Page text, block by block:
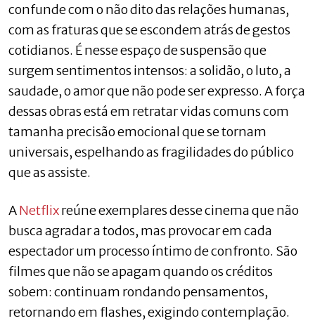
confunde com o não dito das relações humanas,
com as fraturas que se escondem atrás de gestos
cotidianos. É nesse espaço de suspensão que
surgem sentimentos intensos: a solidão, o luto, a
saudade, o amor que não pode ser expresso. A força
dessas obras está em retratar vidas comuns com
tamanha precisão emocional que se tornam
universais, espelhando as fragilidades do público
que as assiste.
ANetflixreúne exemplares desse cinema que não
busca agradar a todos, mas provocar em cada
espectador um processo íntimo de confronto. São
filmes que não se apagam quando os créditos
sobem: continuam rondando pensamentos,
retornando em flashes, exigindo contemplação.